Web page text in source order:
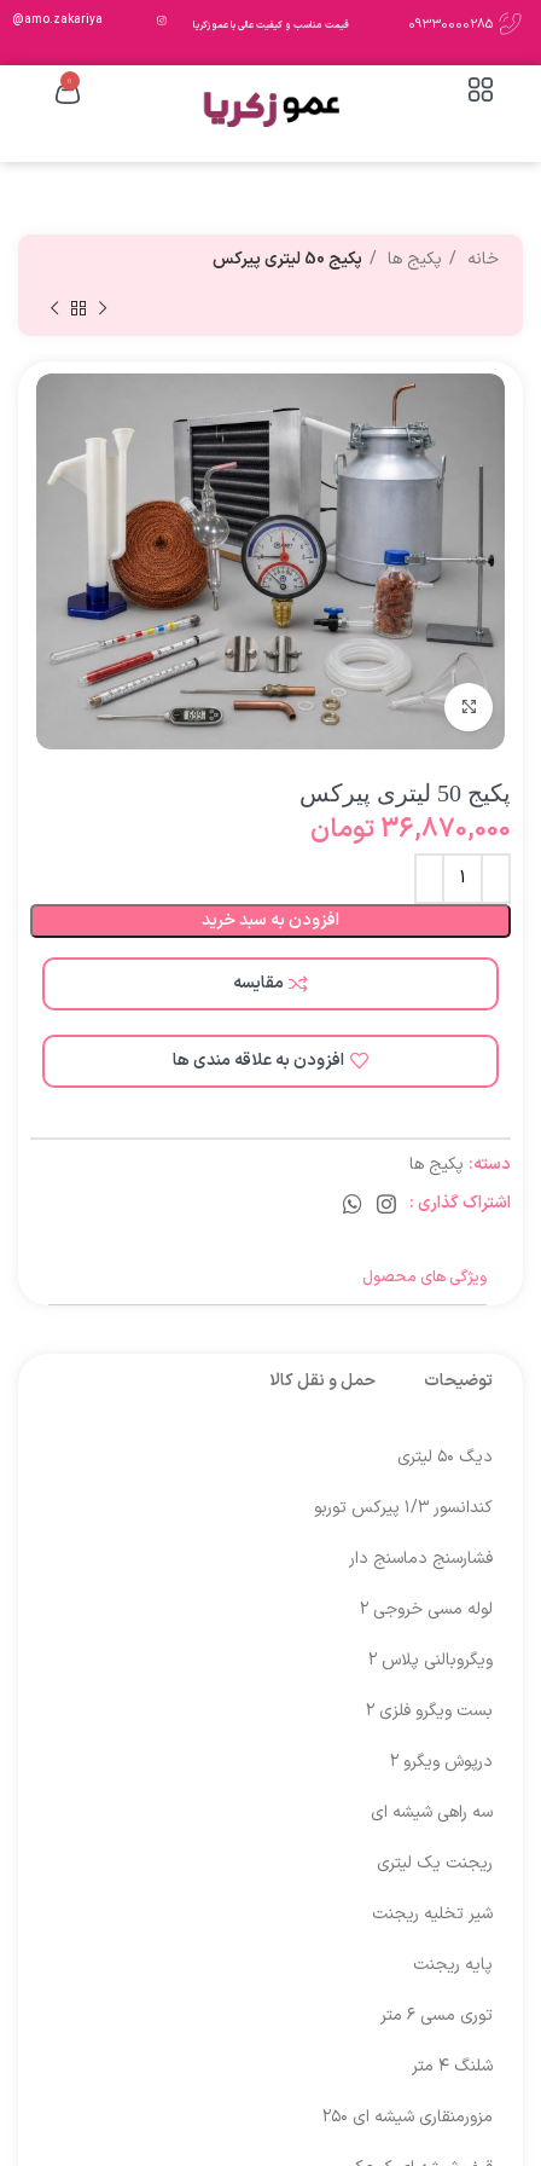
09330000285 قیمت مناسب و کیفیت عالی با عمو زکریا amo.zakariya@
0
خانه پکیج ها پکیج 50 لیتری پیرکس
برای بزرگنمایی کلیک کنید
پکیج 50 لیتری پیرکس
36,870,000تومان
افزودن به سبد خرید
مقایسه
افزودن به علاقه مندی ها
دسته: پکیج ها
اشتراک گذاری :
ویژگی های محصول
توضیحات حمل و نقل کالا
دیگ ۵۰ لیتری
کندانسور ۱/۳ پیرکس توربو
فشارسنج دماسنج دار
لوله مسی خروجی ۲
ویگروبالنی پلاس ۲
بست ویگرو فلزی ۲
درپوش ویگرو ۲
سه راهی شیشه ای
ریجنت یک لیتری
شیر تخلیه ریجنت
پایه ریجنت
توری مسی ۶ متر
شلنگ ۴ متر
مزورمنقاری شیشه ای ۲۵۰